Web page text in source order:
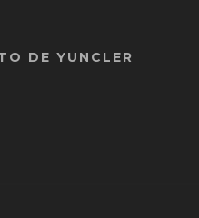
DE YUNCLER